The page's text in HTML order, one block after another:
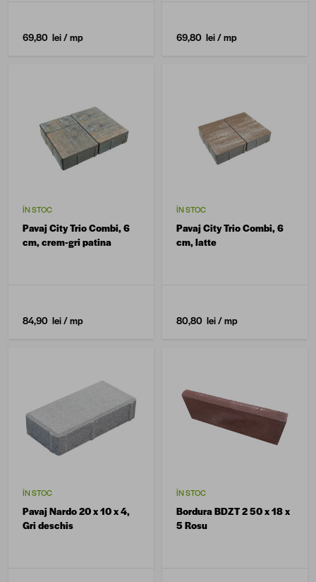
69,80 lei/ mp 69,80 lei/ mp
ÎN STOC
Pavaj City Trio Combi, 6
cm, crem-gri patina
84,90 lei/ mp
ÎN STOC
Pavaj City Trio Combi, 6
cm, latte
80,80 lei/ mp
ÎN STOC
Pavaj Nardo 20 x 10 x 4,
Gri deschis
ÎN STOC
Bordura BDZT 2 50 x 18 x
5 Rosu